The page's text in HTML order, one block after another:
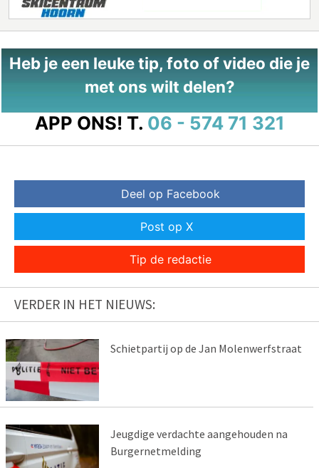
Heb je een leuke tip, foto of video die je
met ons wilt delen?
APP ONS! T. 06 - 574 71 321
Deel op Facebook
Post op X
Tip de redactie
VERDER IN HET NIEUWS:
Schietpartij op de Jan Molenwerfstraat
Jeugdige verdachte aangehouden na
Burgernetmelding